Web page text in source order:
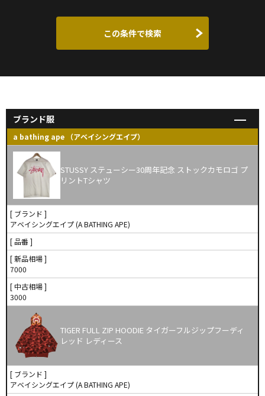
この条件で検索
ブランド服
a bathing ape （アベイシングエイプ）
STUSSY ステューシー30周年記念 ストックカモロゴ プ
リントTシャツ
[ ブランド ]
アベイシングエイプ (A BATHING APE)
[ 品番 ]
[ 新品相場 ]
7000
[ 中古相場 ]
3000
TIGER FULL ZIP HOODIE タイガーフルジップフーディ
レッド レディース
[ ブランド ]
アベイシングエイプ (A BATHING APE)